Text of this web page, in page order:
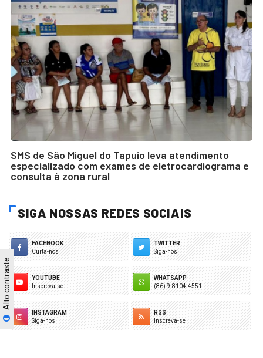
Alto contraste
SMS de São Miguel do Tapuio leva atendimento
especializado com exames de eletrocardiograma e
consulta à zona rural
SIGA NOSSAS REDES SOCIAIS
FACEBOOK
Curta-nos
TWITTER
Siga-nos
YOUTUBE
Inscreva-se
WHATSAPP
(86) 9.8104-4551
INSTAGRAM
Siga-nos
RSS
Inscreva-se